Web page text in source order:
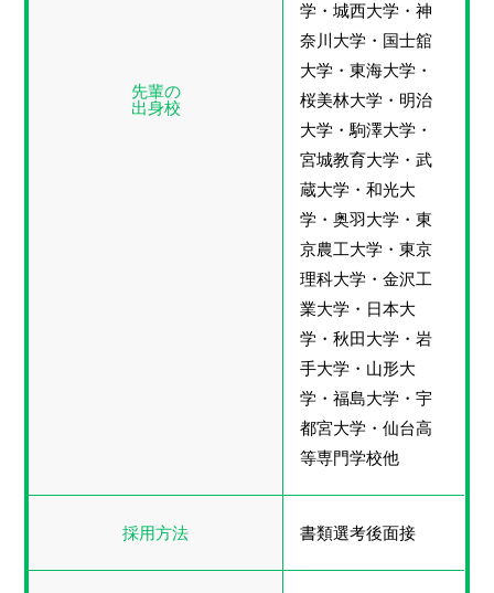
先輩の
出身校
学・城西大学・神
奈川大学・国士舘
大学・東海大学・
桜美林大学・明治
大学・駒澤大学・
宮城教育大学・武
蔵大学・和光大
学・奥羽大学・東
京農工大学・東京
理科大学・金沢工
業大学・日本大
学・秋田大学・岩
手大学・山形大
学・福島大学・宇
都宮大学・仙台高
等専門学校他
採用方法 書類選考後面接